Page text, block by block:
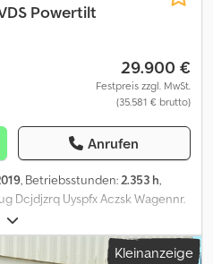
Powertilt
29.900 €
Festpreis zzgl. MwSt.
(35.581 € brutto)
Anrufen
, Betriebsstunden:2.353 h,
Dcjdjzrq Uyspfx Aczsk Wagennr.
Baujahr: 2019, Betriebsstd.
3-Zylinder-Dieselmotor mit
mm Schild, Hydraulikanschlüsse
Kleinanzeige